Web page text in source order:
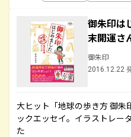
御朱印
末開運さ
御朱印
2016.12.22
大ヒット「地球の歩き方 御朱
ックエッセイ。イラストレー
た